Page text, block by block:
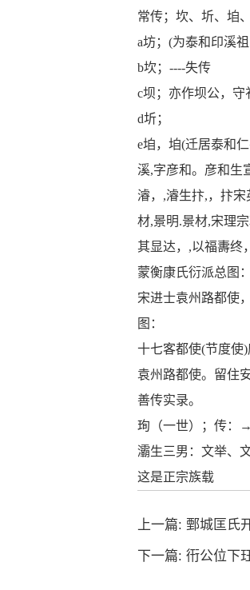
常传；坎、圻、垍
a坊； (为泰和印溪
b坎； ----失传
c坝；亦作坝公，守
d圻；
e垍，垍(迁居泰和
溪,字彦和。彦和生
濬， ,濬生抃,，抃宋
材,景明.景材,宋理
其显达， ,以福夀终，
蒙衡康氏衍派总图：
宋进士袁州路都使
图：
十七客都使(节度使)
袁州路都使。留住
善传实录。
珣（一世）；传：
灞生三男：文举、
这是正宗族载
上一篇: 鄄城匡氏
下一篇: 衎公位下